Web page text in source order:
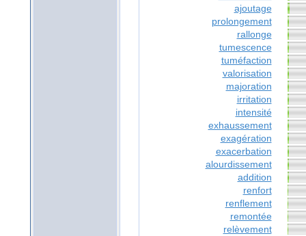
ajoutage
prolongement
rallonge
tumescence
tuméfaction
valorisation
majoration
irritation
intensité
exhaussement
exagération
exacerbation
alourdissement
addition
renfort
renflement
remontée
relèvement